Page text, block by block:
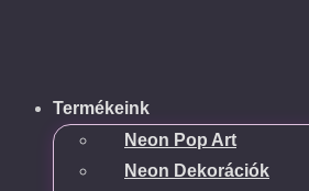
Termékeink
Neon Pop Art
Neon Dekorációk